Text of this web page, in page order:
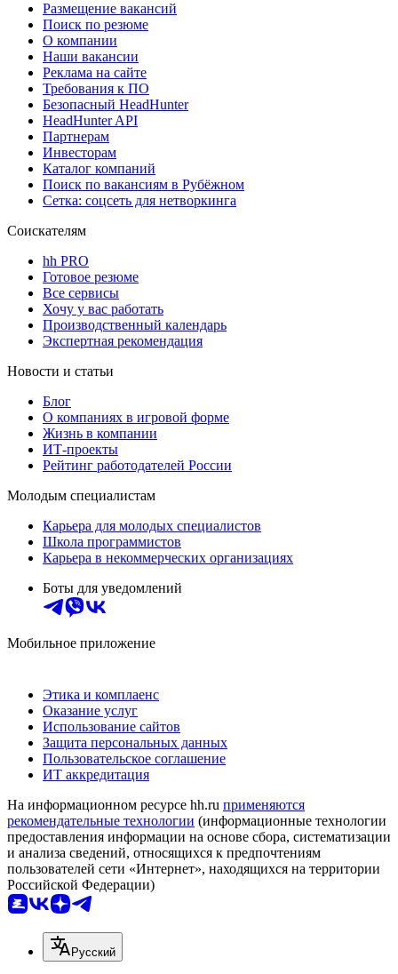
Размещение вакансий
Поиск по резюме
О компании
Наши вакансии
Реклама на сайте
Требования к ПО
Безопасный HeadHunter
HeadHunter API
Партнерам
Инвесторам
Каталог компаний
Поиск по вакансиям в Рубёжном
Сетка: соцсеть для нетворкинга
Соискателям
hh PRO
Готовое резюме
Все сервисы
Хочу у вас работать
Производственный календарь
Экспертная рекомендация
Новости и статьи
Блог
О компаниях в игровой форме
Жизнь в компании
ИТ-проекты
Рейтинг работодателей России
Молодым специалистам
Карьера для молодых специалистов
Школа программистов
Карьера в некоммерческих организациях
Боты для уведомлений
Мобильное приложение
Этика и комплаенс
Оказание услуг
Использование сайтов
Защита персональных данных
Пользовательское соглашение
ИТ аккредитация
На информационном ресурсе hh.ru применяются
рекомендательные технологии (информационные технологии
предоставления информации на основе сбора, систематизации
и анализа сведений, относящихся к предпочтениям
пользователей сети «Интернет», находящихся на территории
Российской Федерации)
Русский